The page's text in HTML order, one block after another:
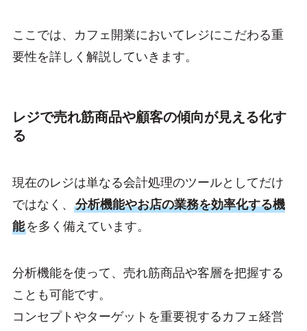
ここでは、カフェ開業においてレジにこだわる重
要性を詳しく解説していきます。
レジで売れ筋商品や顧客の傾向が見える化す
る
現在のレジは単なる会計処理のツールとしてだけ
ではなく、 分析機能やお店の業務を効率化する機
能を多く備えています。
分析機能を使って、売れ筋商品や客層を把握する
ことも可能です。
コンセプトやターゲットを重要視するカフェ経営